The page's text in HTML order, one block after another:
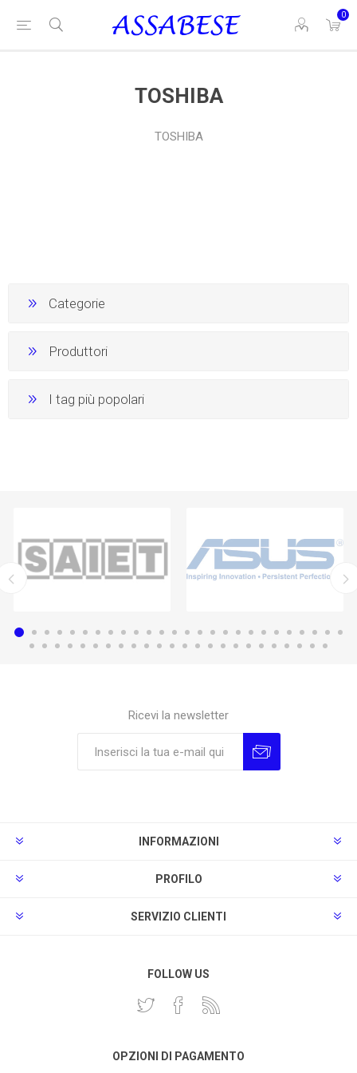
0
TOSHIBA
TOSHIBA
Categorie
Produttori
I tag più popolari
Ricevi la newsletter
INFORMAZIONI
PROFILO
SERVIZIO CLIENTI
FOLLOW US
OPZIONI DI PAGAMENTO